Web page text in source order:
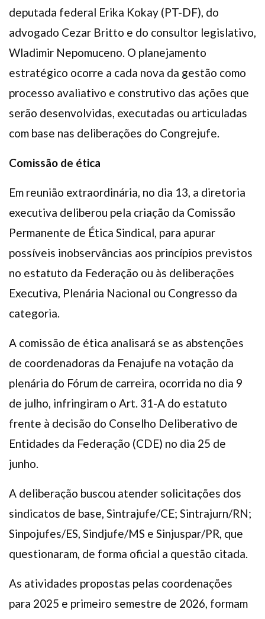
deputada federal Erika Kokay (PT-DF), do
advogado Cezar Britto e do consultor legislativo,
Wladimir Nepomuceno. O planejamento
estratégico ocorre a cada nova da gestão como
processo avaliativo e construtivo das ações que
serão desenvolvidas, executadas ou articuladas
com base nas deliberações do Congrejufe.
Comissão de ética
Em reunião extraordinária, no dia 13, a diretoria
executiva deliberou pela criação da Comissão
Permanente de Ética Sindical, para apurar
possíveis inobservâncias aos princípios previstos
no estatuto da Federação ou às deliberações
Executiva, Plenária Nacional ou Congresso da
categoria.
A comissão de ética analisará se as abstenções
de coordenadoras da Fenajufe na votação da
plenária do Fórum de carreira, ocorrida no dia 9
de julho, infringiram o Art. 31-A do estatuto
frente à decisão do Conselho Deliberativo de
Entidades da Federação (CDE) no dia 25 de
junho.
A deliberação buscou atender solicitações dos
sindicatos de base, Sintrajufe/CE; Sintrajurn/RN;
Sinpojufes/ES, Sindjufe/MS e Sinjuspar/PR, que
questionaram, de forma oficial a questão citada.
As atividades propostas pelas coordenações
para 2025 e primeiro semestre de 2026, formam